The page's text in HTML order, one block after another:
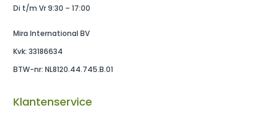
Di t/m Vr 9:30 – 17:00
Mira International BV
Kvk: 33186634
BTW-nr: NL8120.44.745.B.01
Klantenservice